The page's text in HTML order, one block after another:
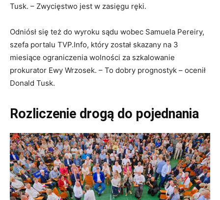
Tusk. – Zwycięstwo jest w zasięgu ręki.
Odniósł się też do wyroku sądu wobec Samuela Pereiry,
szefa portalu TVP.Info, który został skazany na 3
miesiące ograniczenia wolności za szkalowanie
prokurator Ewy Wrzosek. – To dobry prognostyk – ocenił
Donald Tusk.
Rozliczenie drogą do pojednania